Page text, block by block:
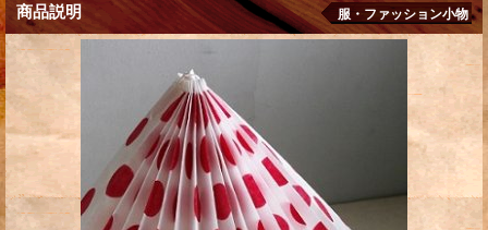
商品説明 服・ファッション小物